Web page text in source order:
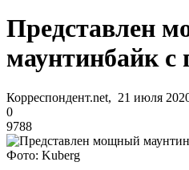
Представлен
маунтинбайк с
Корреспондент.net, 21 июля
0
9788
Фото: Kuberg